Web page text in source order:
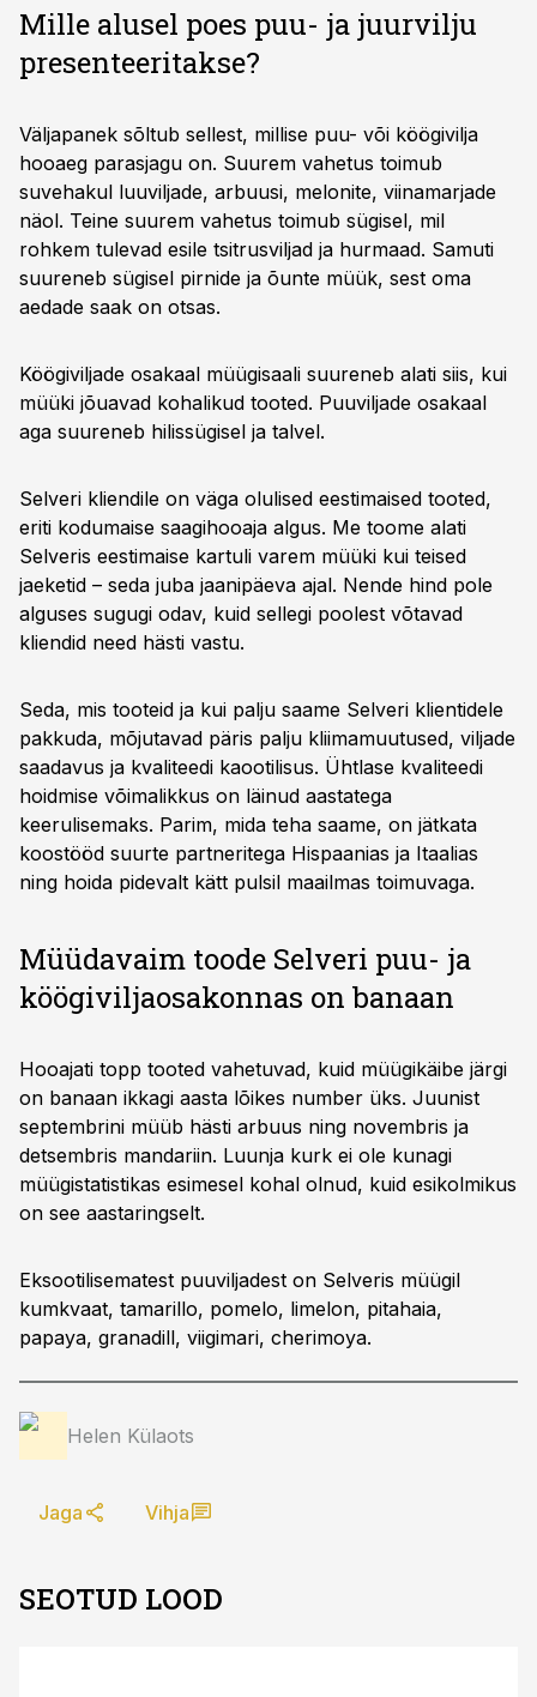
Mille alusel poes puu- ja juurvilju
presenteeritakse?
Väljapanek sõltub sellest, millise puu- või köögivilja
hooaeg parasjagu on. Suurem vahetus toimub
suvehakul luuviljade, arbuusi, melonite, viinamarjade
näol. Teine suurem vahetus toimub sügisel, mil
rohkem tulevad esile tsitrusviljad ja hurmaad. Samuti
suureneb sügisel pirnide ja õunte müük, sest oma
aedade saak on otsas.
Köögiviljade osakaal müügisaali suureneb alati siis, kui
müüki jõuavad kohalikud tooted. Puuviljade osakaal
aga suureneb hilissügisel ja talvel.
Selveri kliendile on väga olulised eestimaised tooted,
eriti kodumaise saagihooaja algus. Me toome alati
Selveris eestimaise kartuli varem müüki kui teised
jaeketid – seda juba jaanipäeva ajal. Nende hind pole
alguses sugugi odav, kuid sellegi poolest võtavad
kliendid need hästi vastu.
Seda, mis tooteid ja kui palju saame Selveri klientidele
pakkuda, mõjutavad päris palju kliimamuutused, viljade
saadavus ja kvaliteedi kaootilisus. Ühtlase kvaliteedi
hoidmise võimalikkus on läinud aastatega
keerulisemaks. Parim, mida teha saame, on jätkata
koostööd suurte partneritega Hispaanias ja Itaalias
ning hoida pidevalt kätt pulsil maailmas toimuvaga.
Müüdavaim toode Selveri puu- ja
köögiviljaosakonnas on banaan
Hooajati topp tooted vahetuvad, kuid müügikäibe järgi
on banaan ikkagi aasta lõikes number üks. Juunist
septembrini müüb hästi arbuus ning novembris ja
detsembris mandariin. Luunja kurk ei ole kunagi
müügistatistikas esimesel kohal olnud, kuid esikolmikus
on see aastaringselt.
Eksootilisematest puuviljadest on Selveris müügil
kumkvaat, tamarillo, pomelo, limelon, pitahaia,
papaya, granadill, viigimari, cherimoya.
Helen Külaots
Jaga Vihja
SEOTUD LOOD